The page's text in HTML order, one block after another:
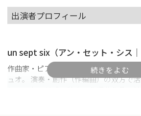
出演者プロフィール
un sept six（アン・セット・シス｜
作曲家・ピアニストの山中惇史と高橋
ュオ。 演奏・創作（作編曲）の双方で